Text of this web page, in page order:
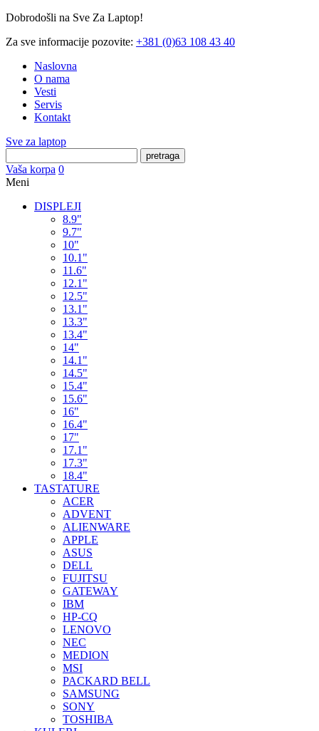
Dobrodošli na Sve Za Laptop!
Za sve informacije pozovite: +381 (0)63 108 43 40
Naslovna
O nama
Vesti
Servis
Kontakt
Sve za laptop
pretraga
Vaša korpa 0
Meni
DISPLEJI
8.9"
9.7"
10"
10.1"
11.6"
12.1"
12.5"
13.1"
13.3"
13.4"
14"
14.1"
14.5"
15.4"
15.6"
16"
16.4"
17"
17.1"
17.3"
18.4"
TASTATURE
ACER
ADVENT
ALIENWARE
APPLE
ASUS
DELL
FUJITSU
GATEWAY
IBM
HP-CQ
LENOVO
NEC
MEDION
MSI
PACKARD BELL
SAMSUNG
SONY
TOSHIBA